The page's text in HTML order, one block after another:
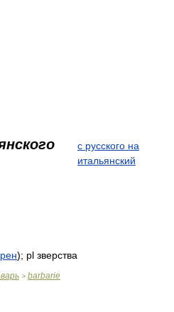
с русского на
итальянский
); pl зверства
> barbarie